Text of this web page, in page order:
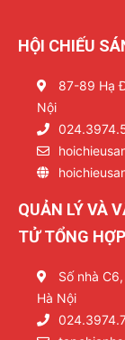
HỘI CHIẾU
87-89 Hạ
Nội
QUẢN LÝ VÀ
TỬ TỔNG HỢP
Số nhà
Hà Nội